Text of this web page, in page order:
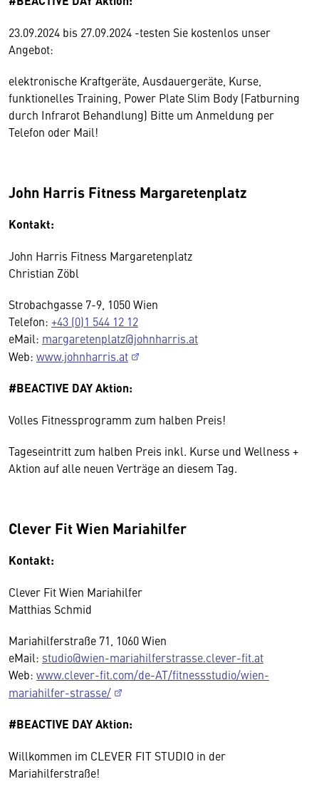
23.09.2024 bis 27.09.2024 -testen Sie kostenlos unser
Angebot:
elektronische Kraftgeräte, Ausdauergeräte, Kurse,
funktionelles Training, Power Plate Slim Body (Fatburning
durch Infrarot Behandlung) Bitte um Anmeldung per
Telefon oder Mail!
John Harris Fitness Margaretenplatz
Kontakt:
John Harris Fitness Margaretenplatz
Christian Zöbl
Strobachgasse 7-9, 1050 Wien
Telefon: +43 (0)1 544 12 12
eMail: margaretenplatz@johnharris.at
Web: www.johnharris.at
#BEACTIVE DAY Aktion:
Volles Fitnessprogramm zum halben Preis!
Tageseintritt zum halben Preis inkl. Kurse und Wellness +
Aktion auf alle neuen Verträge an diesem Tag.
Clever Fit Wien Mariahilfer
Kontakt:
Clever Fit Wien Mariahilfer
Matthias Schmid
Mariahilferstraße 71, 1060 Wien
eMail: studio@wien-mariahilferstrasse.clever-fit.at
Web: www.clever-fit.com/de-AT/fitnessstudio/wien-
mariahilfer-strasse/
#BEACTIVE DAY Aktion:
Willkommen im CLEVER FIT STUDIO in der
Mariahilferstraße!